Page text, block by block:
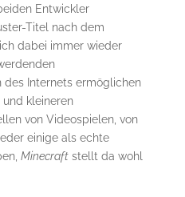
Entwickler
Titel nach dem
dabei immer wieder
des Internets ermöglichen
kleineren
von Videospielen, von
einige als echte
Minecraftstellt da wohl